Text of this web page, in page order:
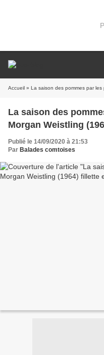
Accueil » La saison des pommes par les
La saison des
Morgan Weistling
Publié le 14/09/2020 à 21:53
Par Balades comtoises